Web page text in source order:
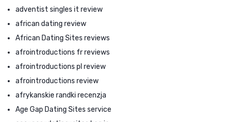
adventist singles it review
african dating review
African Dating Sites reviews
afrointroductions fr reviews
afrointroductions pl review
afrointroductions review
afrykanskie randki recenzja
Age Gap Dating Sites service